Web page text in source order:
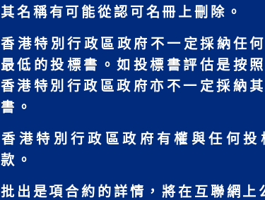
其名稱有可能從認可名冊上刪除。
香港特別行政區政府不一定採納任
最低的投標書。如投標書評估是按
香港特別行政區政府亦不一定採納
書。
香港特別行政區政府有權與任何投
款。
批出是項合約的詳情，將在互聯網上